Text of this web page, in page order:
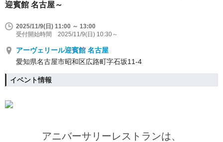
迎賓館 名古屋～
2025/11/9(日) 11:00 ～ 13:00
受付開始時間 2025/11/9(日) 10:30～
アーヴェリール迎賓館 名古屋
愛知県名古屋市昭和区広路町字石坂11-4
イベント情報
アニバーサリーレストランは、